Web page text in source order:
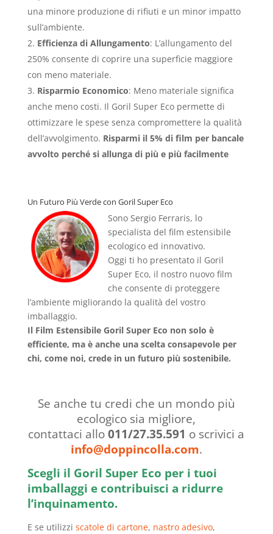
una minore produzione di rifiuti e un minor impatto
sull’ambiente.
Efficienza di Allungamento: L’allungamento del
250% consente di coprire una superficie maggiore
con meno materiale.
Risparmio Economico: Meno materiale significa
anche meno costi. Il Goril Super Eco permette di
ottimizzare le spese senza compromettere la qualità
dell’avvolgimento. Risparmi il 5% di film per bancale
avvolto perché si allunga di più e più facilmente
Un Futuro Più Verde con Goril Super Eco
Sono Sergio Ferraris, lo
specialista del film estensibile
ecologico ed innovativo.
Oggi ti ho presentato il Goril
Super Eco, il nostro nuovo film
che consente di proteggere
l’ambiente migliorando la qualità del vostro
imballaggio.
Il Film Estensibile Goril Super Eco non solo è
efficiente, ma è anche una scelta consapevole per
chi, come noi, crede in un futuro più sostenibile.
Se anche tu credi che un mondo più
ecologico sia migliore,
contattaci allo011/27.35.591 o scrivici a
info@doppincolla.com.
Scegli il Goril Super Eco per i tuoi
imballaggi e contribuisci a ridurre
l’inquinamento.
E se utilizzi scatole di cartone, nastro adesivo,